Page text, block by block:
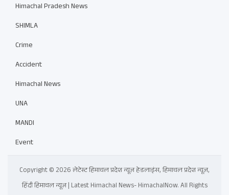
Himachal Pradesh News
SHIMLA
Crime
Accident
Himachal News
UNA
MANDI
Event
Copyright © 2026 लेटेस्ट हिमाचल प्रदेश न्यूज़ हेडलाइंस, हिमाचल प्रदेश न्यूज़,
हिंदी हिमाचल न्यूज़ | Latest Himachal News- HimachalNow. All Rights